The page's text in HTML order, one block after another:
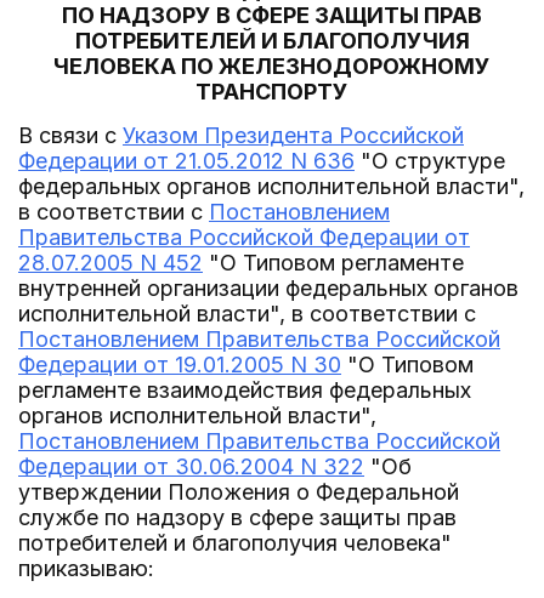
ПО НАДЗОРУ В СФЕРЕ ЗАЩИТЫ ПРАВ
ПОТРЕБИТЕЛЕЙ И БЛАГОПОЛУЧИЯ
ЧЕЛОВЕКА ПО ЖЕЛЕЗНОДОРОЖНОМУ
ТРАНСПОРТУ
В связи с Указом Президента Российской
Федерации от 21.05.2012 N 636 "О структуре
федеральных органов исполнительной власти",
в соответствии с Постановлением
Правительства Российской Федерации от
28.07.2005 N 452 "О Типовом регламенте
внутренней организации федеральных органов
исполнительной власти", в соответствии с
Постановлением Правительства Российской
Федерации от 19.01.2005 N 30 "О Типовом
регламенте взаимодействия федеральных
органов исполнительной власти",
Постановлением Правительства Российской
Федерации от 30.06.2004 N 322 "Об
утверждении Положения о Федеральной
службе по надзору в сфере защиты прав
потребителей и благополучия человека"
приказываю: